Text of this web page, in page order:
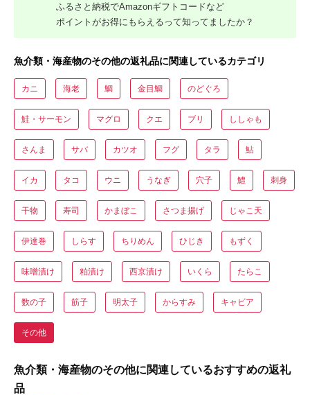
ふるさと納税でAmazonギフトコードなど
ポイントがお得にもらえるって知ってましたか？
魚介類・海産物のその他の返礼品に関連しているカテゴリ
カニ 海老 鯛 金目鯛 のどぐろ
鮭・サーモン マグロ クエ ブリ ししゃも
さんま サバ カツオ フグ タラ 鮎
イカ タコ ウニ うなぎ 穴子 鱧 刺身
干物 寿司 かまぼこ さつま揚げ じゃこ天
伊達巻 しらす ちりめん ひじき もずく
味噌漬け 粕漬け 西京漬け いくら たらこ
数の子 筋子 明太子 からすみ キャビア
その他
魚介類・海産物のその他に関連しているおすすめの返礼
品